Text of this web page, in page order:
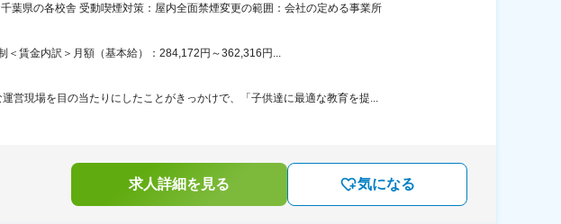
葉県の各校舎 受動喫煙対策：屋内全面禁煙変更の範囲：会社の定める事業所
＜賃金内訳＞月額（基本給）：284,172円～362,316円...
営現場を目の当たりにしたことがきっかけで、「子供達に最適な教育を提...
求人詳細を見る 気になる